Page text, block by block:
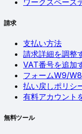
請求
支払い方法
請求詳細を調整
VAT番号を追加
フォームW9/W8
払い戻しポリシ
有料アカウント
無料ツール